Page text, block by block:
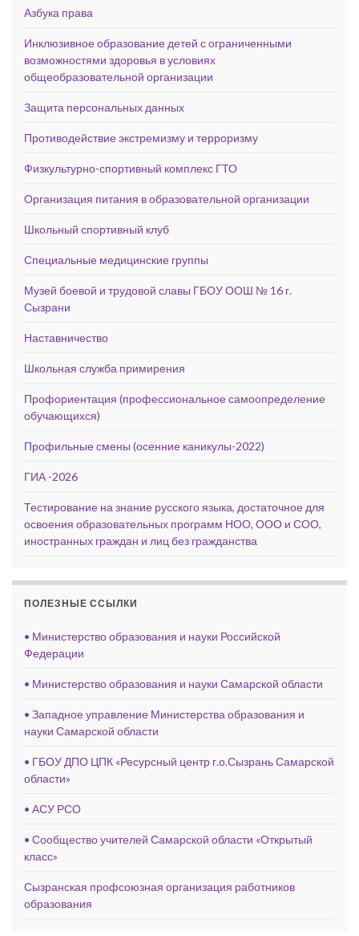
Азбука права
Инклюзивное образование детей с ограниченными
возможностями здоровья в условиях
общеобразовательной организации
Защита персональных данных
Противодействие экстремизму и терроризму
Физкультурно-спортивный комплекс ГТО
Организация питания в образовательной организации
Школьный спортивный клуб
Специальные медицинские группы
Музей боевой и трудовой славы ГБОУ ООШ № 16 г.
Сызрани
Наставничество
Школьная служба примирения
Профориентация (профессиональное самоопределение
обучающихся)
Профильные смены (осенние каникулы-2022)
ГИА -2026
Тестирование на знание русского языка, достаточное для
освоения образовательных программ НОО, ООО и СОО,
иностранных граждан и лиц без гражданства
ПОЛЕЗНЫЕ ССЫЛКИ
• Министерство образования и науки Российской
Федерации
• Министерство образования и науки Самарской области
• Западное управление Министерства образования и
науки Самарской области
• ГБОУ ДПО ЦПК «Ресурсный центр г.о.Сызрань Самарской
области»
• АСУ РСО
• Сообщество учителей Самарской области «Открытый
класс»
Сызранская профсоюзная организация работников
образования